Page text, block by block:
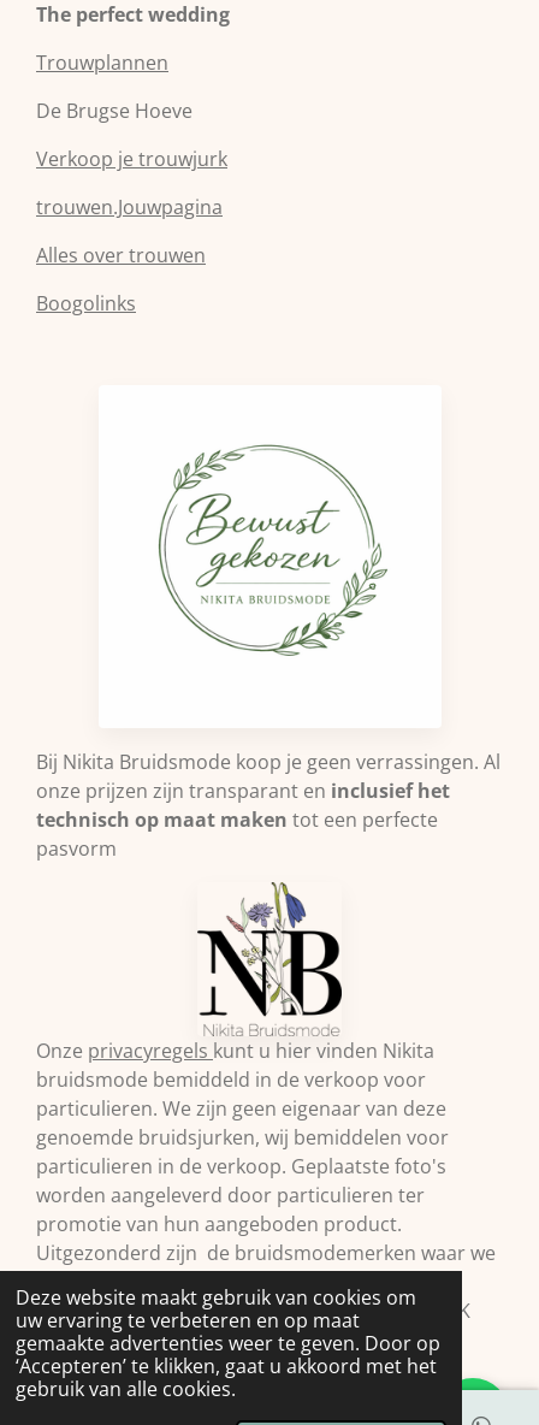
Deze website maakt gebruik van cookies om
uw ervaring te verbeteren en op maat
gemaakte advertenties weer te geven. Door op
‘Accepteren’ te klikken, gaat u akkoord met het
gebruik van alle cookies.
The perfect wedding
Trouwplannen
De Brugse Hoeve
Verkoop je trouwjurk
trouwen.Jouwpagina
Alles over trouwen
Boogolinks
Bij Nikita Bruidsmode koop je geen verrassingen. Al
onze prijzen zijn transparant en inclusief het
technisch op maat maken tot een perfecte
pasvorm
Onze privacyregels kunt u hier vinden Nikita
bruidsmode bemiddeld in de verkoop voor
particulieren. We zijn geen eigenaar van deze
genoemde bruidsjurken, wij bemiddelen voor
particulieren in de verkoop. Geplaatste foto's
worden aangeleverd door particulieren ter
promotie van hun aangeboden product.
Uitgezonderd zijn de bruidsmodemerken waar we
voorbehoud.© 2009 Nikita Bruidsmode B.V. KVK
98293397